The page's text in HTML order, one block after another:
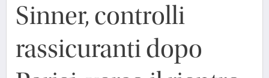
Sinner, controlli
rassicuranti dopo